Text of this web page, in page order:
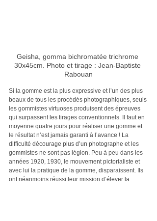
Geisha, gomma bichromatée trichrome
30x45cm. Photo et tirage : Jean-Baptiste
Rabouan
Si la gomme est la plus expressive et l’un des plus
beaux de tous les procédés photographiques, seuls
les gommistes virtuoses produisent des épreuves
qui surpassent les tirages conventionnels. Il faut en
moyenne quatre jours pour réaliser une gomme et
le résultat n’est jamais garanti à l’avance ! La
difficulté décourage plus d’un photographe et les
gommistes ne sont pas légion. Peu à peu dans les
années 1920, 1930, le mouvement pictorialiste et
avec lui la pratique de la gomme, disparaissent. Ils
ont néanmoins réussi leur mission d’élever la